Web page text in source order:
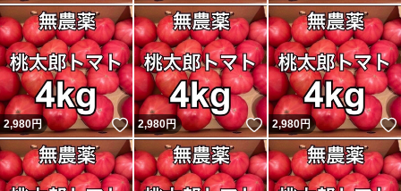
2,980円 いいね！
2,980円 いいね！
2,980円